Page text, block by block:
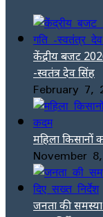
केंद्रीय बजट
-स्वतंत्र देव सिंह
February 7,
महिला किसानों
November
जनता की